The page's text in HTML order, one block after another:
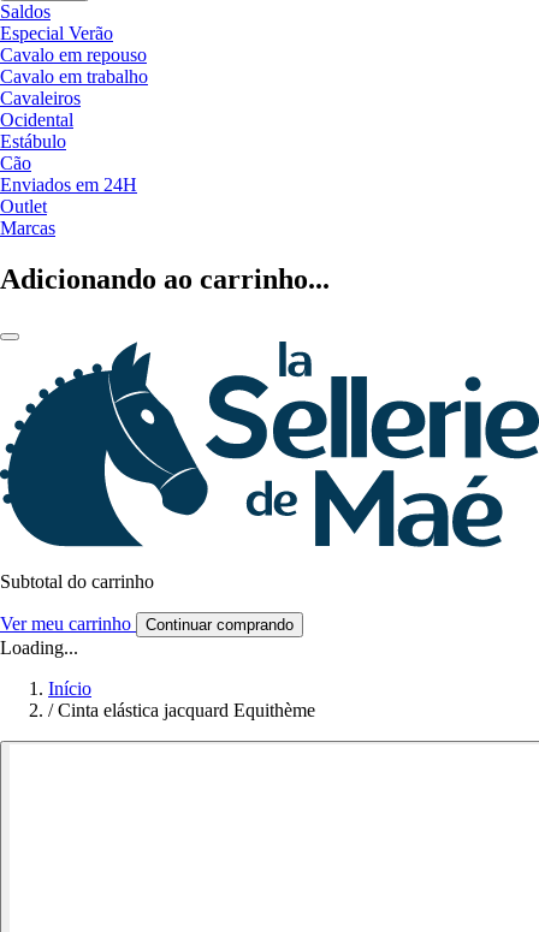
Saldos
Especial Verão
Cavalo em repouso
Cavalo em trabalho
Cavaleiros
Ocidental
Estábulo
Cão
Enviados em 24H
Outlet
Marcas
Adicionando ao carrinho...
Subtotal do carrinho
Ver meu carrinho Continuar comprando
Loading...
Início
/ Cinta elástica jacquard Equithème